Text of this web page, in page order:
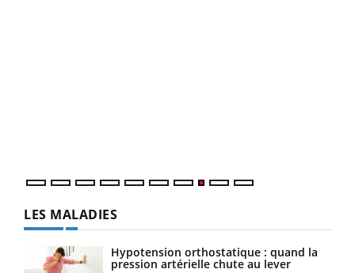
LES MALADIES
Hypotension orthostatique : quand la
pression artérielle chute au lever